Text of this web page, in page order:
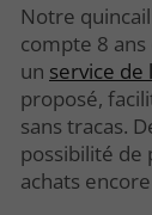
Notre
compte 8
un service de
proposé,
sans tracas.
possibilité de
achats